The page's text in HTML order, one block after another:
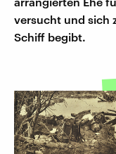
versucht und sich
Schiff begibt.